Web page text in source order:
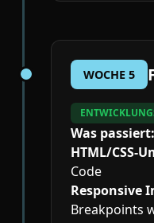
WOCHE 5
Was passiert:
HTML/CSS-
Code
Responsive
Breakpoints